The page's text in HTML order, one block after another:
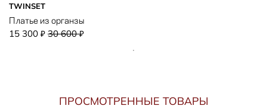
TWINSET
Платье из органзы
15 300 ₽ 30 600₽
ПРОСМОТРЕННЫЕ ТОВАРЫ